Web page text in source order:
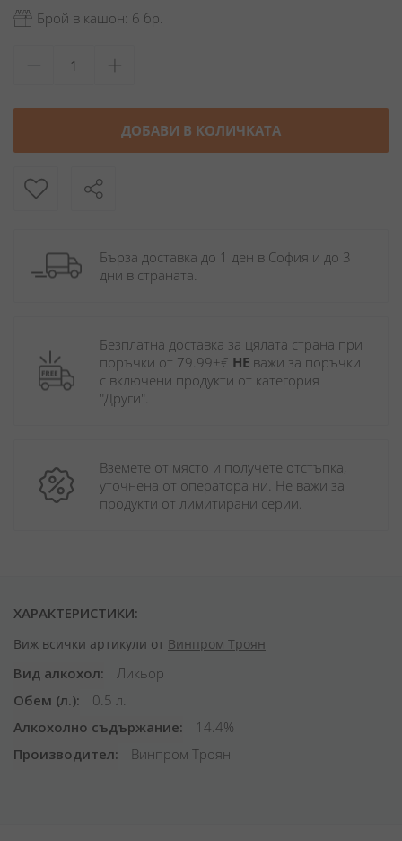
Брой в кашон: 6 бр.
ДОБАВИ В КОЛИЧКАТА
Бърза доставка до 1 ден в София и до 3
дни в страната.
Безплатна доставка за цялата страна при
поръчки от 79.99+€ НЕ важи за поръчки
с включени продукти от категория
"Други".
Вземете от място и получете отстъпка,
уточнена от оператора ни. Не важи за
продукти от лимитирани серии.
ХАРАКТЕРИСТИКИ:
Виж всички артикули от Винпром Троян
Вид алкохол
Ликьор
Обем (л.)
0.5 л.
Алкохолно съдържание
14.4%
Производител
Винпром Троян